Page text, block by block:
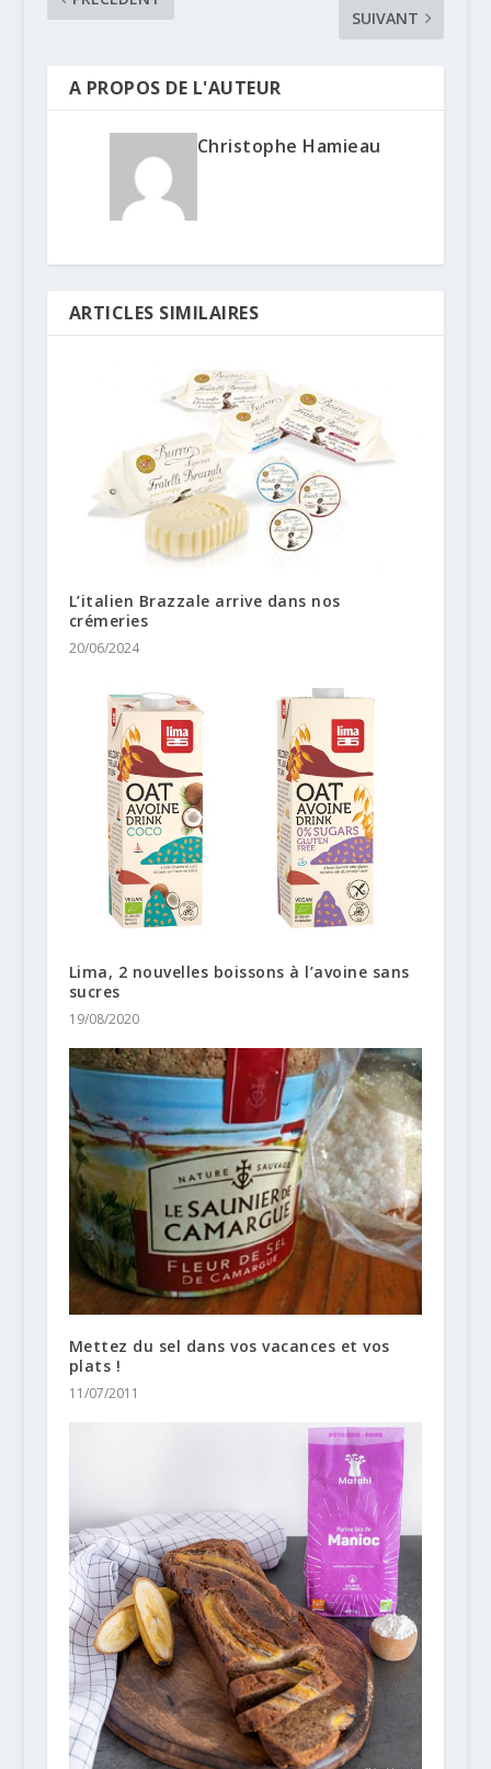
SUIVANT
A PROPOS DE L'AUTEUR
Christophe Hamieau
ARTICLES SIMILAIRES
L’italien Brazzale arrive dans nos
crémeries
20/06/2024
Lima, 2 nouvelles boissons à l’avoine sans
sucres
19/08/2020
Mettez du sel dans vos vacances et vos
plats !
11/07/2011